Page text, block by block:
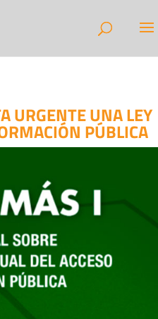
URGENTE UNA LEY
PÚBLICA